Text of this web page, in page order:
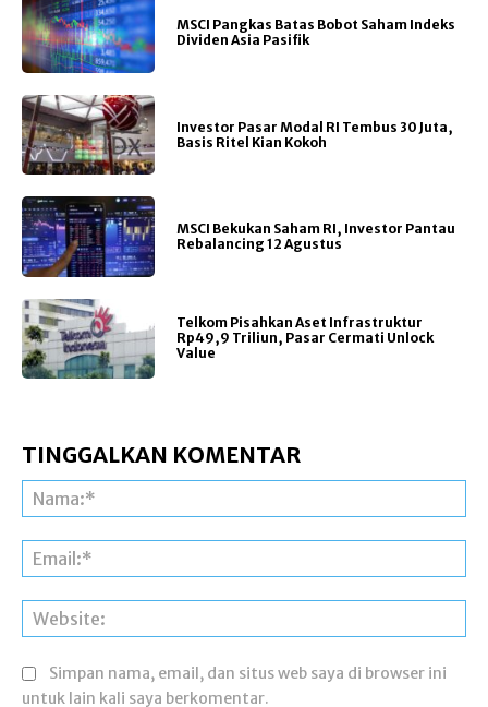
MSCI Pangkas Batas Bobot Saham Indeks
Dividen Asia Pasifik
Investor Pasar Modal RI Tembus 30 Juta,
Basis Ritel Kian Kokoh
MSCI Bekukan Saham RI, Investor Pantau
Rebalancing 12 Agustus
Telkom Pisahkan Aset Infrastruktur
Rp49,9 Triliun, Pasar Cermati Unlock
Value
TINGGALKAN KOMENTAR
Simpan nama, email, dan situs web saya di browser ini
untuk lain kali saya berkomentar.